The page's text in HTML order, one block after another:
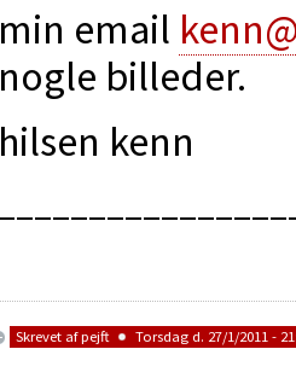
min email
nogle billeder.
hilsen kenn
Skrevet afpejft Torsdag d. 27/1/2011 -